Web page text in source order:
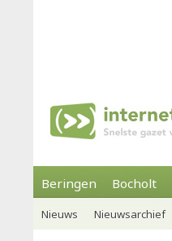
Beringen Bocholt
Nieuws Nieuwsarchief